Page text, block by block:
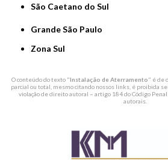
São Caetano do Sul
Grande São Paulo
Zona Sul
O conteúdo do texto "Instalação de Aterramento" é de
parcial ou total, mesmo citando nossos links, é proibida
violação de direito autoral – artigo 184 do Código Penal
autorais.